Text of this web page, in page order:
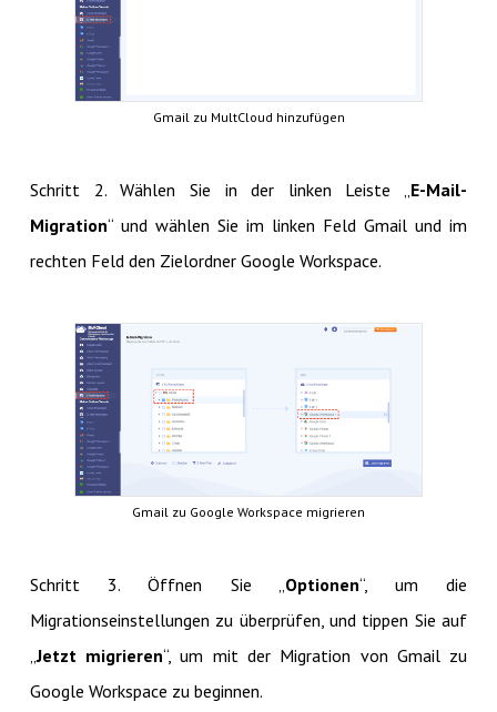
Gmail zu MultCloud hinzufügen
Schritt 2. Wählen Sie in der linken Leiste „ E-Mail-
Migration“ und wählen Sie im linken Feld Gmail und im
rechten Feld den Zielordner Google Workspace.
Gmail zu Google Workspace migrieren
Schritt 3. Öffnen Sie „Optionen“, um die
Migrationseinstellungen zu überprüfen, und tippen Sie auf
„Jetzt migrieren“, um mit der Migration von Gmail zu
Google Workspace zu beginnen.